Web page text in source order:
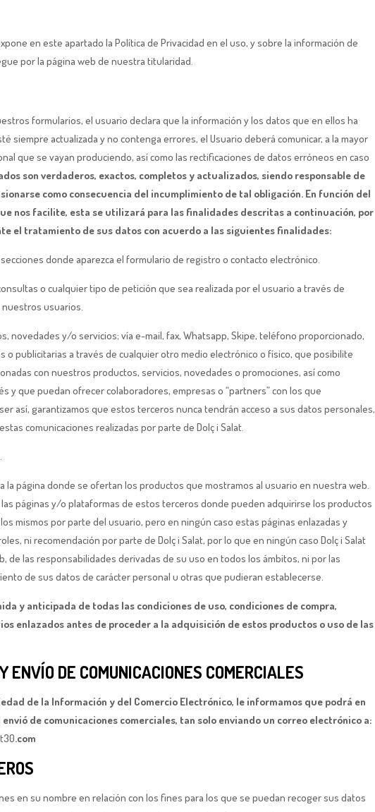
en este apartado la Política de Privacidad en el uso, y sobre la información de
por la página web de nuestra titularidad.
formularios, el usuario declara que la información y los datos que en ellos ha
siempre actualizada y no contenga errores, el Usuario deberá comunicar, a la mayor
que se vayan produciendo, así como las rectificaciones de datos erróneos en caso
son verdaderos, exactos, completos y actualizados, siendo responsable de
como consecuencia del incumplimiento de tal obligación. En función del
nos facilite, esta se utilizará para las finalidades descritas a continuación, por
el tratamiento de sus datos con acuerdo a las siguientes finalidades:
donde aparezca el formulario de registro o contacto electrónico.
o cualquier tipo de petición que sea realizada por el usuario a través de
usuarios.
novedades y/o servicios; vía e-mail, fax, Whatsapp, Skipe, teléfono proporcionado,
o publicitarias a través de cualquier otro medio electrónico o físico, que posibilite
con nuestros productos, servicios, novedades o promociones, así como
que puedan ofrecer colaboradores, empresas o “partners” con los que
así, garantizamos que estos terceros nunca tendrán acceso a sus datos personales,
comunicaciones realizadas por parte de Dolç i Salat.
a la página donde se ofertan los productos que mostramos al usuario en nuestra web.
páginas y/o plataformas de estos terceros donde pueden adquirirse los productos
mismos por parte del usuario, pero en ningún caso estas páginas enlazadas y
ni recomendación por parte de Dolç i Salat, por lo que en ningún caso Dolç i Salat
las responsabilidades derivadas de su uso en todos los ámbitos, ni por las
de sus datos de carácter personal u otras que pudieran establecerse.
y anticipada de todas las condiciones de uso, condiciones de compra,
enlazados antes de proceder a la adquisición de estos productos o uso de las
DE COMUNICACIONES COMERCIALES
de la Información y del Comercio Electrónico, le informamos que podrá en
de comunicaciones comerciales, tan solo enviando un correo electrónico a:
.com
en su nombre en relación con los fines para los que se puedan recoger sus datos